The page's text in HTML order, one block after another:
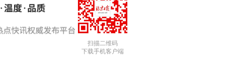
扫描二维码
下载手机客户端